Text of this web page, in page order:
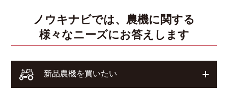
ノウキナビでは、農機に関する
様々なニーズにお答えします
新品農機を買いたい